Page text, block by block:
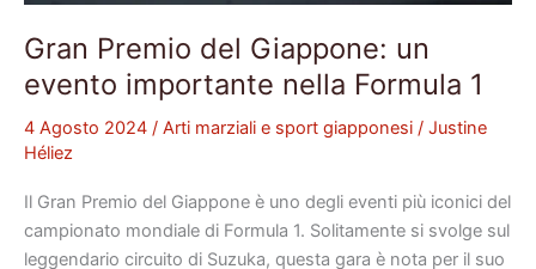
Gran Premio del Giappone: un
evento importante nella Formula 1
4 Agosto 2024 / Arti marziali e sport giapponesi / Justine
Héliez
Il Gran Premio del Giappone è uno degli eventi più iconici del
campionato mondiale di Formula 1. Solitamente si svolge sul
leggendario circuito di Suzuka, questa gara è nota per il suo